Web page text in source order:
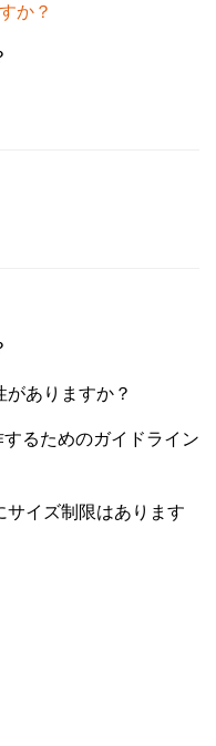
か？
ありますか？
るためのガイドライン
サイズ制限はあります